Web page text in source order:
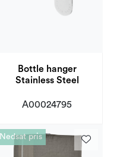
Bottle hanger
Stainless Steel
A00024795
Nedsat pris